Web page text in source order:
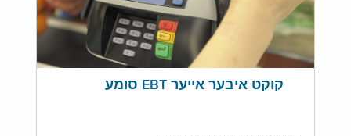
קוקט איבער אייער EBT סומע